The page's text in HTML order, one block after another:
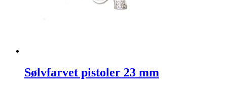
Sølvfarvet pistoler 23 mm